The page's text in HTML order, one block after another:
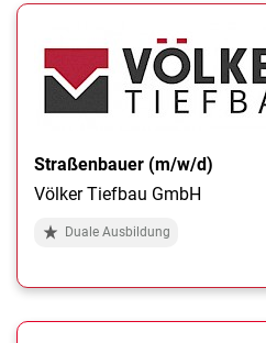
Straßenbauer (m/w/d)
Völker Tiefbau GmbH
Duale Ausbildung